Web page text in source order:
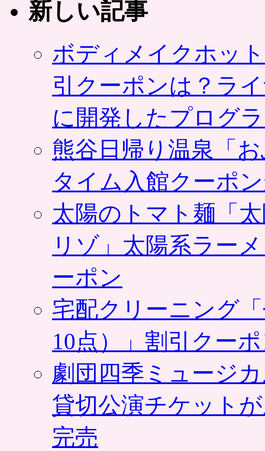
新しい記事
ボディメイクホッ
引クーポンは？ラ
に開発したプログ
熊谷日帰り温泉「
タイム入館クーポ
太陽のトマト麺「
リゾ」太陽系ラー
ーポン
宅配クリーニング
10点）」割引クー
劇団四季ミュージ
貸切公演チケット
完売